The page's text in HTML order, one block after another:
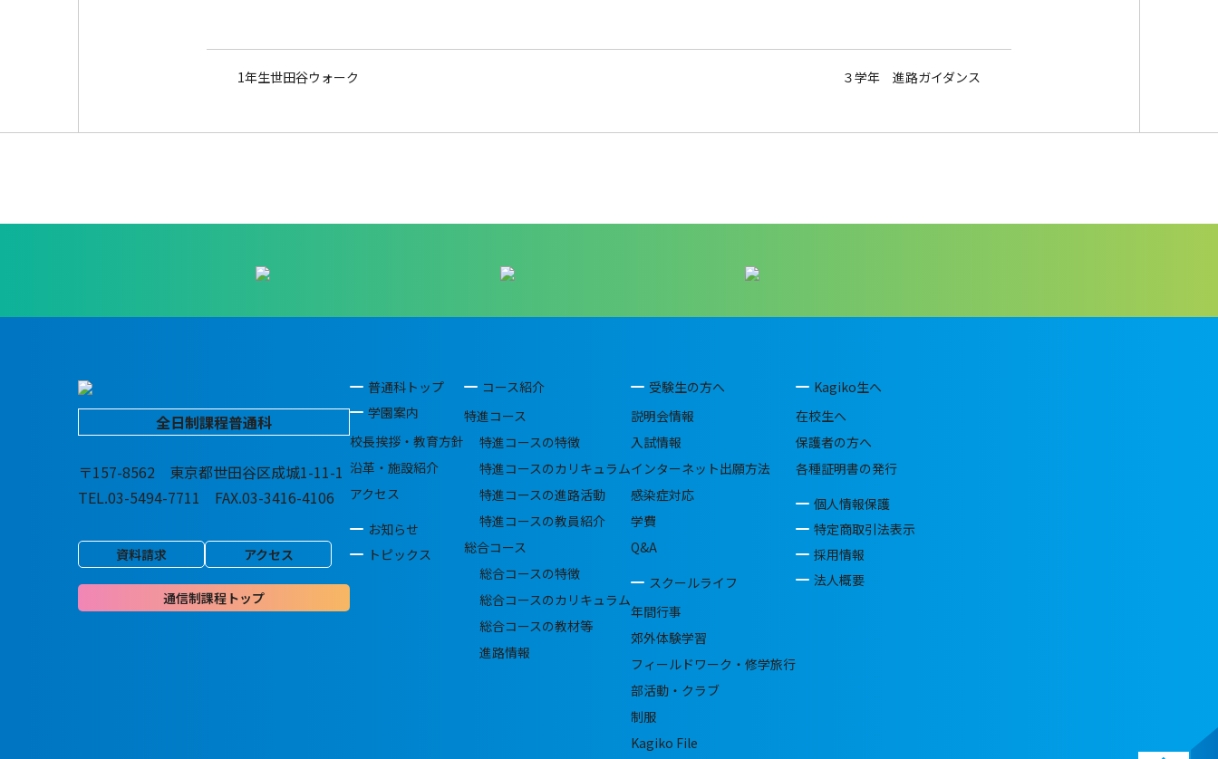
1年生世田谷ウォーク ３学年 進路ガイダンス
全日制課程普通科
〒157-8562 東京都世田谷区成城1-11-1
TEL.03-5494-7711 FAX.03-3416-4106
資料請求 アクセス
通信制課程トップ
普通科トップ
学園案内
校長挨拶・教育方針
沿革・施設紹介
アクセス
お知らせ
トピックス
コース紹介
特進コース
特進コースの特徴
特進コースのカリキュラム
特進コースの進路活動
特進コースの教員紹介
総合コース
総合コースの特徴
総合コースのカリキュラム
総合コースの教材等
進路情報
受験生の方へ
説明会情報
入試情報
インターネット出願方法
感染症対応
学費
Q&A
スクールライフ
年間行事
郊外体験学習
フィールドワーク・修学旅行
部活動・クラブ
制服
Kagiko File
Kagiko生へ
在校生へ
保護者の方へ
各種証明書の発行
個人情報保護
特定商取引法表示
採用情報
法人概要